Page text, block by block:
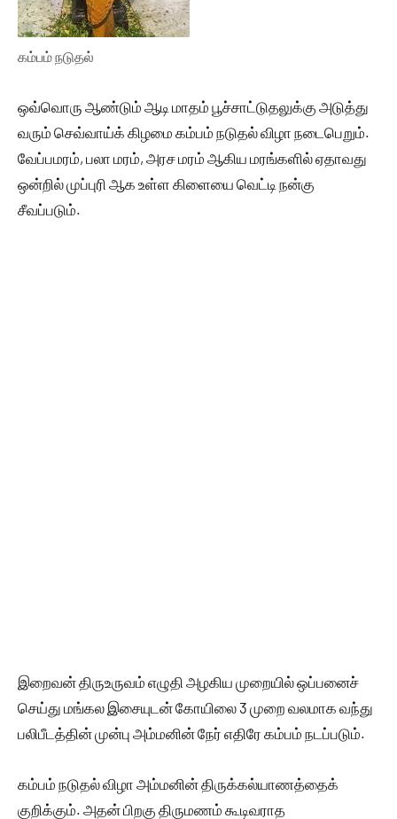
கம்பம் நடுதல்
ஒவ்வொரு ஆண்டும் ஆடி மாதம் பூச்சாட்டுதலுக்கு அடுத்து
வரும் செவ்வாய்க் கிழமை கம்பம் நடுதல் விழா நடைபெறும்.
வேப்பமரம், பலா மரம், அரச மரம் ஆகிய மரங்களில் ஏதாவது
ஒன்றில் முப்புரி ஆக உள்ள கிளையை வெட்டி நன்கு
சீவப்படும்.
இறைவன் திருஉருவம் எழுதி அழகிய முறையில் ஒப்பனைச்
செய்து மங்கல இசையுடன் கோயிலை 3 முறை வலமாக வந்து
பலிபீடத்தின் முன்பு அம்மனின் நேர் எதிரே கம்பம் நடப்படும்.
கம்பம் நடுதல் விழா அம்மனின் திருக்கல்யாணத்தைக்
குறிக்கும். அதன் பிறகு திருமணம் கூடிவராத